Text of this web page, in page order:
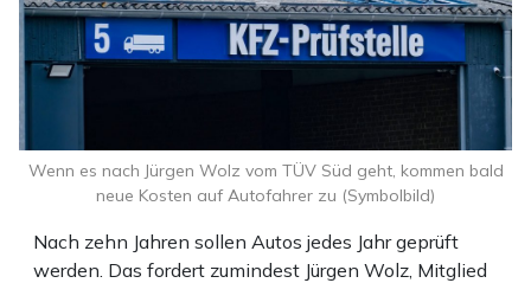
Nach zehn Jahren sollen Autos jedes Jahr geprüft
werden. Das fordert zumindest Jürgen Wolz, Mitglied
Wenn es nach Jürgen Wolz vom TÜV Süd geht, kommen bald
neue Kosten auf Autofahrer zu (Symbolbild)